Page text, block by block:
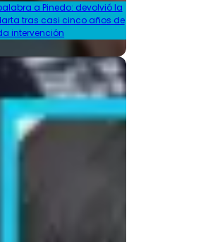
a Pinedo: devolvió la
tras casi cinco años de
intervención